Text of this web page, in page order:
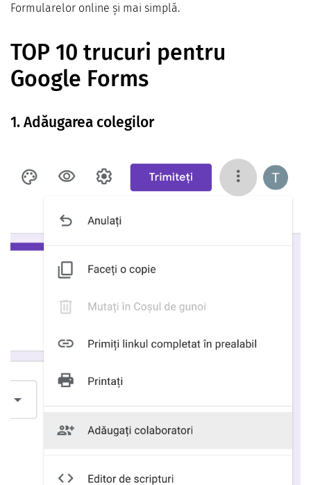
Formularelor online și mai simplă.
TOP 10 trucuri pentru
Google Forms
1. Adăugarea colegilor